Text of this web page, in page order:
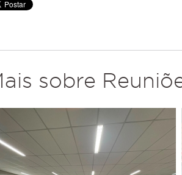
sobre